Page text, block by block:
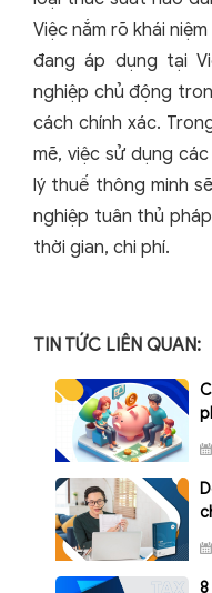
Việc nắm rõ khái
đang áp dụng tại
nghiệp chủ động
cách chính xác.
mẽ, việc sử dụng
lý thuế thông minh
nghiệp tuân thủ
thời gian, chi phí.
TIN TỨC LIÊN QUAN:
8